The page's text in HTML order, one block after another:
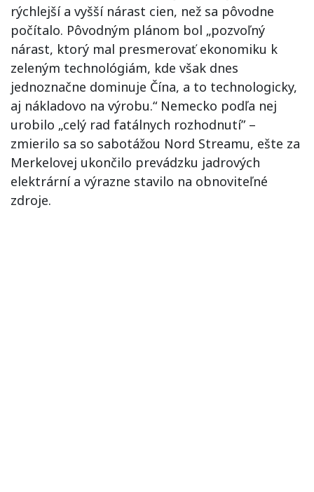
rýchlejší a vyšší nárast cien, než sa pôvodne
počítalo. Pôvodným plánom bol „pozvoľný
nárast, ktorý mal presmerovať ekonomiku k
zeleným technológiám, kde však dnes
jednoznačne dominuje Čína, a to technologicky,
aj nákladovo na výrobu.“ Nemecko podľa nej
urobilo „celý rad fatálnych rozhodnutí” –
zmierilo sa so sabotážou Nord Streamu, ešte za
Merkelovej ukončilo prevádzku jadrových
elektrární a výrazne stavilo na obnoviteľné
zdroje.